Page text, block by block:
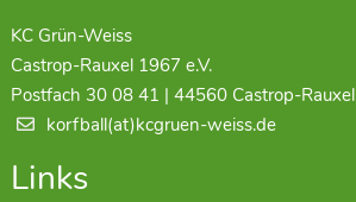
KC Grün-Weiss
Castrop-Rauxel 1967 e.V.
Postfach 30 08 41 | 44560 Castrop-Rauxel
korfball(at)kcgruen-weiss.de
Links